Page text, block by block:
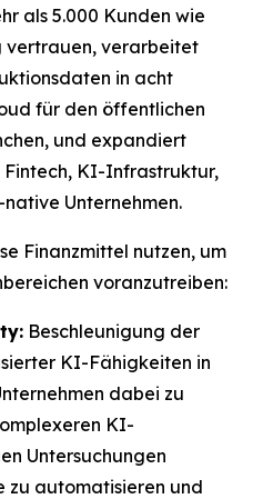
als 5.000 Kunden wie
vertrauen, verarbeitet
in acht
für den öffentlichen
und expandiert
Fintech, KI-Infrastruktur,
Unternehmen.
Finanzmittel nutzen, um
voranzutreiben:
Beschleunigung der
KI-Fähigkeiten in
dabei zu
KI-
Untersuchungen
zu automatisieren und